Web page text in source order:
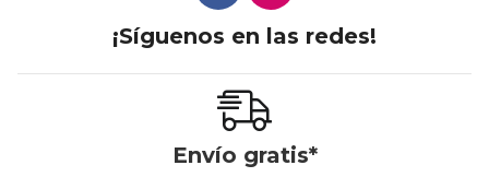
¡Síguenos en las redes!
Envío gratis*